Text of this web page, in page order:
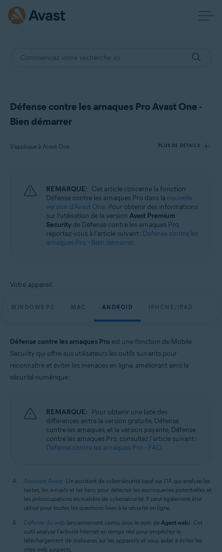
Défense contre les arnaques Pro Avast One -
Bien démarrer
S’applique à Avast One PLUS DE DÉTAILS
Avast One
Systèmes d'exploitation:
Windows, macOS, Android et iOS
REMARQUE: Cet article concerne la fonction
Défense contre les arnaques Pro dans la nouvelle
version d'Avast One. Pour obtenir des informations
sur l'utilisation de la version Avast Premium
Security de Défense contre les arnaques Pro,
reportez-vous à l'article suivant : Défense contre les
arnaques Pro - Bien démarrer.
Votre appareil:
WINDOWS PC MAC ANDROID IPHONE/IPAD
Défense contre les arnaques Pro est une fonction de Mobile
Security qui offre aux utilisateurs les outils suivants pour
reconnaître et éviter les menaces en ligne, améliorant ainsi la
sécurité numérique :
REMARQUE: Pour obtenir une liste des
différences entre la version gratuite, Défense
contre les arnaques, et la version payante, Défense
contre les arnaques Pro, consultez l'article suivant :
Défense contre les arnaques Pro - FAQ.
Assistant Avast : Un assistant de cybersécurité basé sur l'IA qui analyse les
textes, les e-mails et les liens pour détecter les escroqueries potentielles et
les préoccupations en matière de cybersécurité. Il peut également être
utilisé pour toutes les questions liées à la sécurité en ligne.
Défense du web (anciennement connu sous le nom de Agent web) : Cet
outil analyse l'activité Internet en temps réel pour empêcher le
téléchargement de malwares sur les appareils et vous aider à éviter les
sites web suspects.